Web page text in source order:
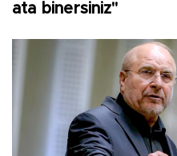
ata binersiniz"